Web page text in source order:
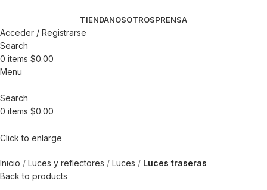
TIENDANOSOTROSPRENSA
Acceder / Registrarse
Search
0 items $0.00
Menu
Search
0 items $0.00
Click to enlarge
Inicio Luces y reflectores Luces
Luces traseras
Back to products